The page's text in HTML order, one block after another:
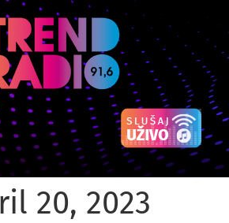
20, 2023